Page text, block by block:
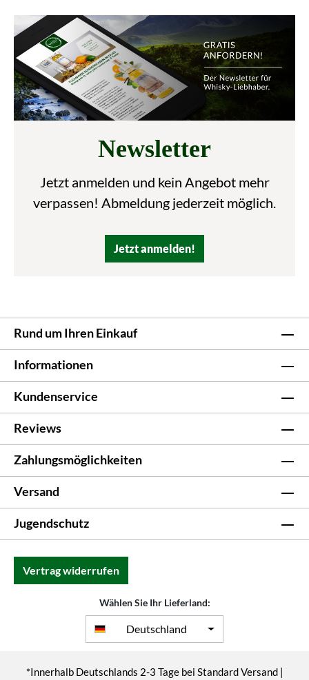
Newsletter
Jetzt anmelden und kein Angebot mehr
verpassen! Abmeldung jederzeit möglich.
Jetzt anmelden!
Rund um Ihren Einkauf
Informationen
Kundenservice
Reviews
Zahlungsmöglichkeiten
Versand
Jugendschutz
Vertrag widerrufen
Wählen Sie Ihr Lieferland:
Deutschland
*Innerhalb Deutschlands 2-3 Tage bei Standard Versand |